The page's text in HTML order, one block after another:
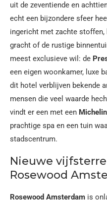
uit de zeventiende en
echt een bijzondere sfeer
ingericht met zachte
gracht of de rustige
meest exclusieve wil: de
een eigen woonkamer, luxe
dit hotel verblijven bekende
mensen die veel waarde
vindt er een met een
prachtige spa en een tuin
stadscentrum.
Nieuwe
Rosewood
Rosewood Amsterdam is